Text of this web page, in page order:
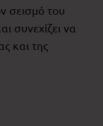
σεισμό του
συνεχίζει να
και της